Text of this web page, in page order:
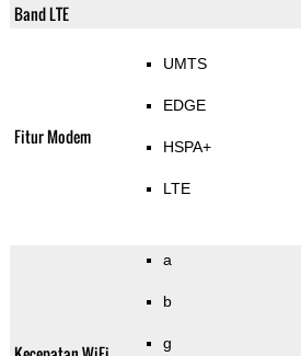
Band LTE
Fitur Modem
UMTS
EDGE
HSPA+
LTE
a
b
g